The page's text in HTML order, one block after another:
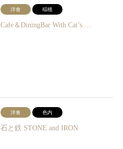
洋食 稲穂
Cafe＆DiningBar With Cat’s …
洋食 色内
石と鉄 STONE and IRON